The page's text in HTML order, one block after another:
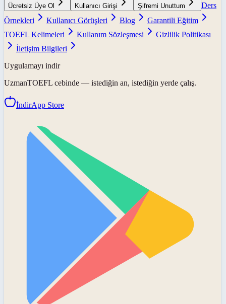
Ücretsiz Üye Ol Kullanıcı Girişi Şifremi Unuttum
Ders
Örnekleri
Kullanıcı Görüşleri Blog
Garantili Eğitim
TOEFL Kelimeleri
Kullanım Sözleşmesi
Gizlilik Politikası
İletişim Bilgileri
Uygulamayı indir
UzmanTOEFL cebinde — istediğin an, istediğin yerde çalış.
İndirApp Store